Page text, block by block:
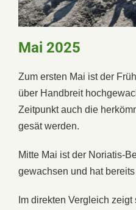
Mai 2025
Zum ersten Mai ist der
über Handbreit
Zeitpunkt auch die
gesät werden.
Mitte Mai ist der Noriatis-
gewachsen und hat
Im direkten Vergleich